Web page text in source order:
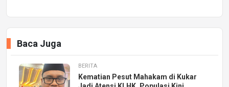
Baca Juga
BERITA
Kematian Pesut Mahakam di Kukar